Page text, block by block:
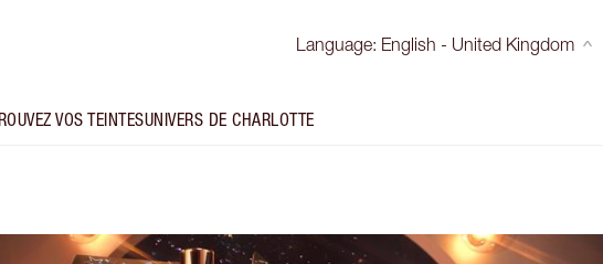
Language: English - United Kingdom
VOS TEINTESUNIVERS DE CHARLOTTE